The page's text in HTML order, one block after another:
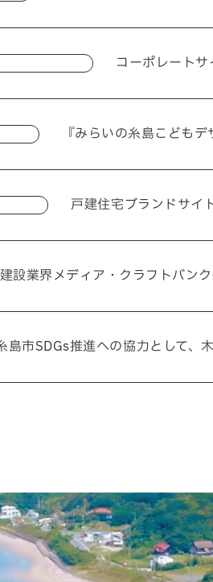
つむぎの家
コーポレート
『みらいの糸島こども
戸建住宅ブランドサイ
建設業界メディア・クラフトバン
島市SDGs推進への協力として、